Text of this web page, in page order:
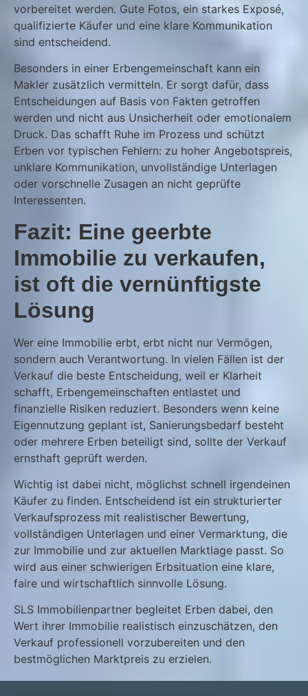
vorbereitet werden. Gute Fotos, ein starkes Exposé,
qualifizierte Käufer und eine klare Kommunikation
sind entscheidend.
Besonders in einer Erbengemeinschaft kann ein
Makler zusätzlich vermitteln. Er sorgt dafür, dass
Entscheidungen auf Basis von Fakten getroffen
werden und nicht aus Unsicherheit oder emotionalem
Druck. Das schafft Ruhe im Prozess und schützt
Erben vor typischen Fehlern: zu hoher Angebotspreis,
unklare Kommunikation, unvollständige Unterlagen
oder vorschnelle Zusagen an nicht geprüfte
Interessenten.
Fazit: Eine geerbte
Immobilie zu verkaufen,
ist oft die vernünftigste
Lösung
Wer eine Immobilie erbt, erbt nicht nur Vermögen,
sondern auch Verantwortung. In vielen Fällen ist der
Verkauf die beste Entscheidung, weil er Klarheit
schafft, Erbengemeinschaften entlastet und
finanzielle Risiken reduziert. Besonders wenn keine
Eigennutzung geplant ist, Sanierungsbedarf besteht
oder mehrere Erben beteiligt sind, sollte der Verkauf
ernsthaft geprüft werden.
Wichtig ist dabei nicht, möglichst schnell irgendeinen
Käufer zu finden. Entscheidend ist ein strukturierter
Verkaufsprozess mit realistischer Bewertung,
vollständigen Unterlagen und einer Vermarktung, die
zur Immobilie und zur aktuellen Marktlage passt. So
wird aus einer schwierigen Erbsituation eine klare,
faire und wirtschaftlich sinnvolle Lösung.
SLS Immobilienpartner begleitet Erben dabei, den
Wert ihrer Immobilie realistisch einzuschätzen, den
Verkauf professionell vorzubereiten und den
bestmöglichen Marktpreis zu erzielen.